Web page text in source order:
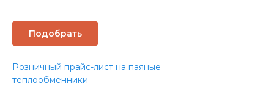
Подобрать
Розничный прайс-лист на паяные
теплообменники